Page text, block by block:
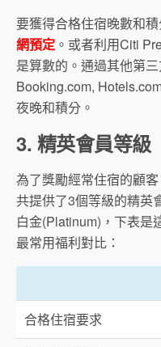
要獲得合格住宿晚數和
網預定 。或者利用Citi
是算數的。通過其他第
Booking.com,
夜晚和積分。
3. 精英會員等級
為了獎勵經常住宿的顧
共提供了3個等級的精英
白金(Platinum)，下表是
最常用福利對比：
合格住宿要求